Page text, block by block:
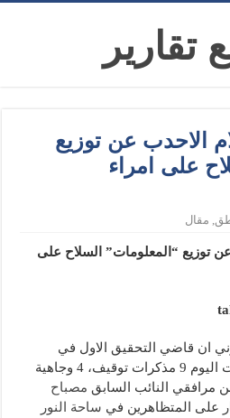
الاحدب عن توزيع
على امراء
, مقال
توزيع “المعلومات” السلاح على
ان قاضي التحقيق الاول في
​ سمرندا نصّار أصدرت اليوم 9 مذكرات توقيف، 4 وجاهية
مصباح
​ على المتظاهرين في ​ ساحة النور